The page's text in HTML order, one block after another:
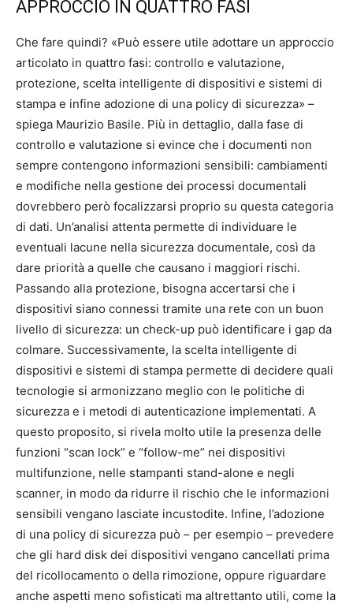
APPROCCIO IN QUATTRO FASI
Che fare quindi? «Può essere utile adottare un approccio
articolato in quattro fasi: controllo e valutazione,
protezione, scelta intelligente di dispositivi e sistemi di
stampa e infine adozione di una policy di sicurezza» –
spiega Maurizio Basile. Più in dettaglio, dalla fase di
controllo e valutazione si evince che i documenti non
sempre contengono informazioni sensibili: cambiamenti
e modifiche nella gestione dei processi documentali
dovrebbero però focalizzarsi proprio su questa categoria
di dati. Un’analisi attenta permette di individuare le
eventuali lacune nella sicurezza documentale, così da
dare priorità a quelle che causano i maggiori rischi.
Passando alla protezione, bisogna accertarsi che i
dispositivi siano connessi tramite una rete con un buon
livello di sicurezza: un check-up può identificare i gap da
colmare. Successivamente, la scelta intelligente di
dispositivi e sistemi di stampa permette di decidere quali
tecnologie si armonizzano meglio con le politiche di
sicurezza e i metodi di autenticazione implementati. A
questo proposito, si rivela molto utile la presenza delle
funzioni “scan lock” e “follow-me” nei dispositivi
multifunzione, nelle stampanti stand-alone e negli
scanner, in modo da ridurre il rischio che le informazioni
sensibili vengano lasciate incustodite. Infine, l’adozione
di una policy di sicurezza può – per esempio – prevedere
che gli hard disk dei dispositivi vengano cancellati prima
del ricollocamento o della rimozione, oppure riguardare
anche aspetti meno sofisticati ma altrettanto utili, come la